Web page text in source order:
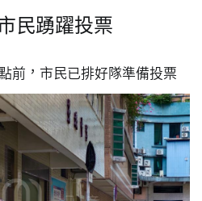
民踴躍投票
前，市民已排好隊準備投票